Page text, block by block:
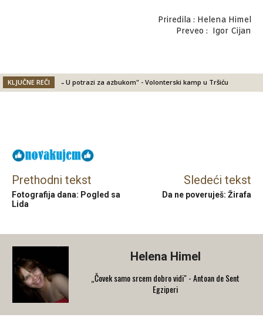
Priredila : Helena Himel
Preveo : Igor Cijan
KLJUČNE REČI ˶ U potrazi za azbukom" - Volonterski kamp u Tršiću
Prethodni tekst
Fotografija dana: Pogled sa
Lida
Sledeći tekst
Da ne poveruješ: Žirafa
Helena Himel
„Čovek samo srcem dobro vidi" - Antoan de Sent
Egziperi